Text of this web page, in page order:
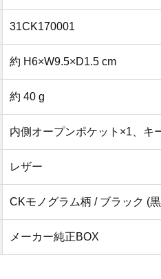
31CK170001
約 H6×W9.5×D1.5 cm
約 40 g
内側オープンポケット×1、キ
レザー
CKモノグラム柄 / ブラック (
メーカー純正BOX